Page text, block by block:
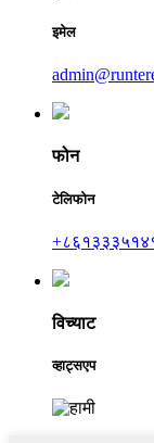
इमेल
फोन
टेलिफोन
विच्याट
व्हाट्सएप